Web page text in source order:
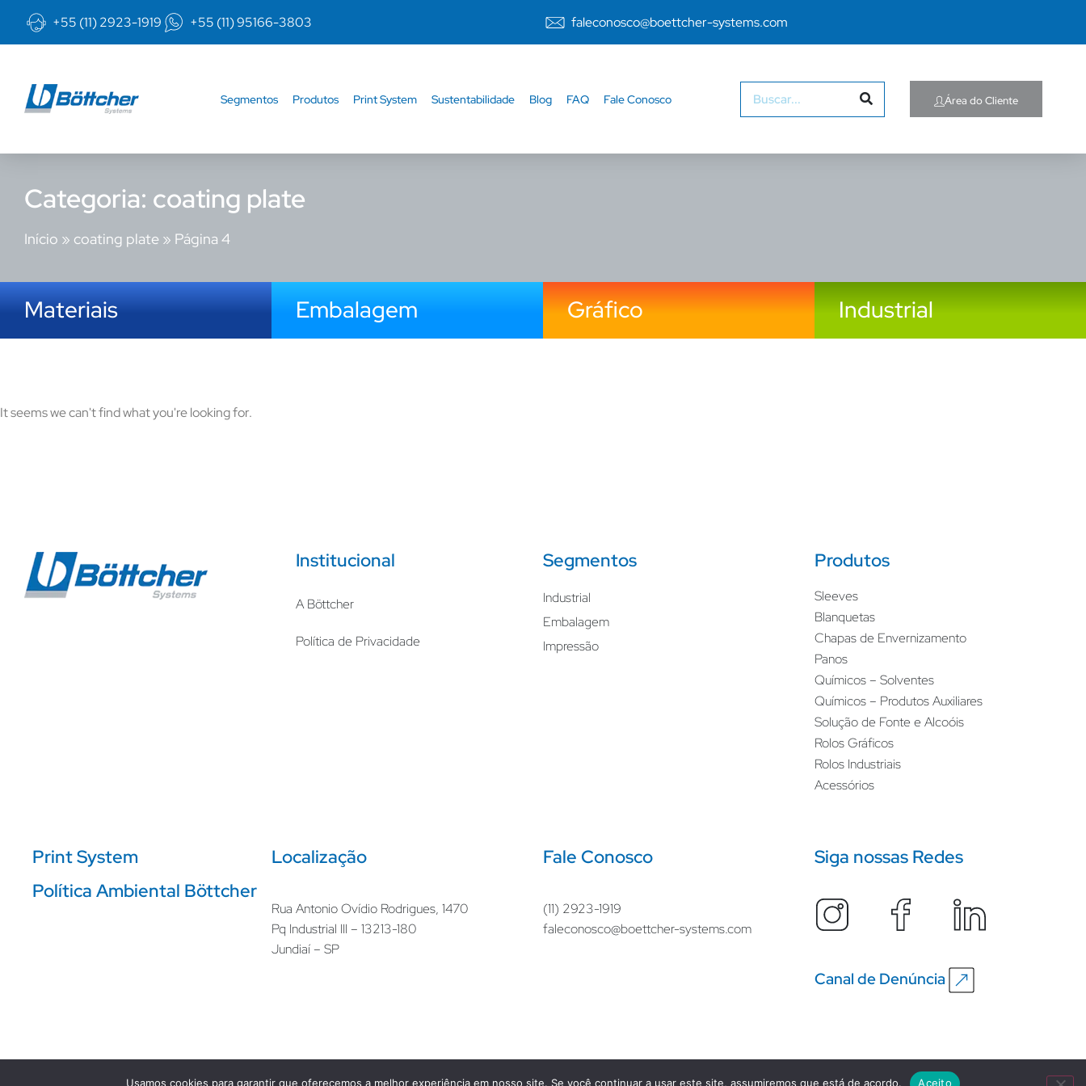
+55 (11) 2923-1919 +55 (11) 95166-3803 faleconosco@boettcher-systems.com
Segmentos Produtos Print System Sustentabilidade Blog FAQ Fale Conosco Área do Cliente
Categoria: coating plate
Início » coating plate » Página 4
Materiais Embalagem Gráfico Industrial
It seems we can't find what you're looking for.
Institucional
A Böttcher
Política de Privacidade
Segmentos
Industrial
Embalagem
Impressão
Produtos
Sleeves
Blanquetas
Chapas de Envernizamento
Panos
Químicos – Solventes
Químicos – Produtos Auxiliares
Solução de Fonte e Alcoóis
Rolos Gráficos
Rolos Industriais
Acessórios
Print System
Política Ambiental Böttcher
Localização
Rua Antonio Ovídio Rodrigues, 1470
Pq Industrial III – 13213-180
Jundiaí – SP
Fale Conosco
(11) 2923-1919
faleconosco@boettcher-systems.com
Siga nossas Redes
Canal de Denúncia
Usamos cookies para garantir que oferecemos a melhor experiência em nosso site. Se você continuar a usar este site, assumiremos que está de acordo. Aceito